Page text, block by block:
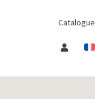
Catalogue